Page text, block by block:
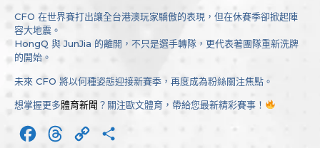
CFO 在世界賽打出讓全台港澳玩家驕傲的表現，但在休賽季卻掀起陣
容大地震。
HongQ 與 JunJia 的離開，不只是選手轉隊，更代表著團隊重新洗牌
的開始。
未來 CFO 將以何種姿態迎接新賽季，再度成為粉絲關注焦點。
想掌握更多體育新聞 ？關注歐文體育，帶給您最新精彩賽事！
FacebookThreads
Copy